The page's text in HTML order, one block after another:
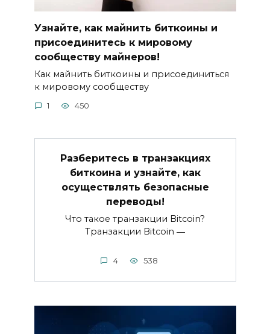
Узнайте, как майнить биткоины и
присоединитесь к мировому
сообществу майнеров!
Как майнить биткоины и присoединиться
к мировому сообществу
1 450
Разберитесь в транзакциях
биткоина и узнайте, как
осуществлять безопасные
переводы!
Что такое транзакции Bitcoin?​
Транзакции Bitcoin ―
4 538